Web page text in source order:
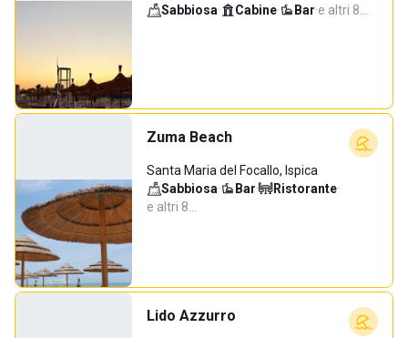
Sabbiosa· Cabine· Bar·e altri 8…
Zuma Beach
Santa Maria del Focallo, Ispica
Sabbiosa· Bar· Ristorante·
e altri 8…
Lido Azzurro